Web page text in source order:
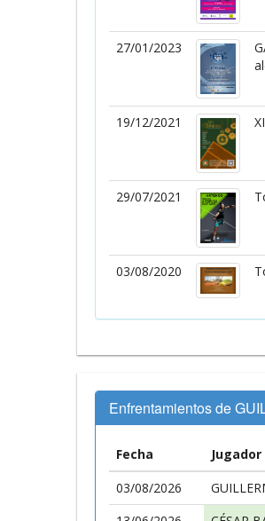
27/01/2023
19/12/2021
29/07/2021
03/08/2020
Enfrentamientos de
Fecha Jugador
03/08/2026